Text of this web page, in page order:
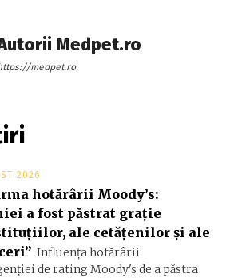
Medpet.ro
medpet.ro
2026
hotărârii Moody’s:
a fost păstrat grație
ale cetățenilor și ale
Influența hotărârii
de rating Moody's de a păstra